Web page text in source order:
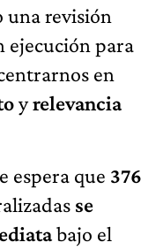
una revisión
ejecución para
en
yrelevancia
espera que 376
se
bajo el